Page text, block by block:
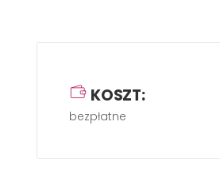
KOSZT:
bezpłatne